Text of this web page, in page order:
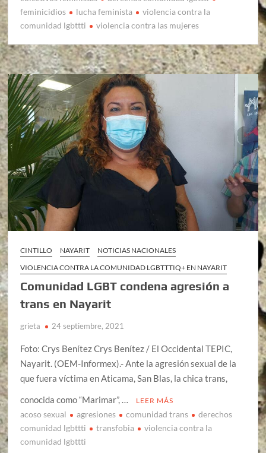
feminicidios
lucha feminista
violencia contra la
comunidad lgbttti
violencia contra las mujeres
CINTILLO NAYARIT
NOTICIAS NACIONALES
VIOLENCIA CONTRA LA COMUNIDAD LGBTTTIQ+ EN NAYARIT
Comunidad LGBT condena agresión a
trans en Nayarit
grieta 24 septiembre, 2021
Foto: Crys Benítez Crys Benítez / El Occidental TEPIC,
Nayarit. (OEM-Informex).- Ante la agresión sexual de la
que fuera víctima en Aticama, San Blas, la chica trans,
conocida como “Marimar”, …
LEER MÁS
acoso sexual agresiones comunidad trans
derechos
comunidad lgbttti
transfobia
violencia contra la
comunidad lgbttti